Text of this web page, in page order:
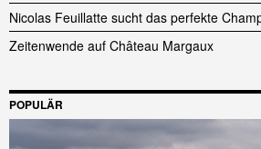
Nicolas Feuillatte sucht das perfekte
Zeitenwende auf Château Margaux
POPULÄR